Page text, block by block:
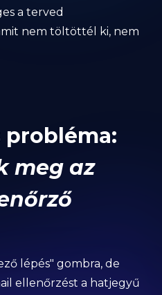
a terved
nem töltöttél ki, nem
probléma:
meg az
lépés" gombra, de
ellenőrzést a hatjegyű